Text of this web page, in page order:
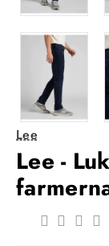
Lee
Lee -